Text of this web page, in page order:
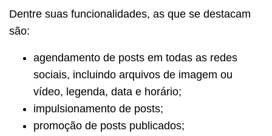
Dentre suas funcionalidades, as que se destacam
são:
agendamento de posts em todas as redes
sociais, incluindo arquivos de imagem ou
vídeo, legenda, data e horário;
impulsionamento de posts;
promoção de posts publicados;